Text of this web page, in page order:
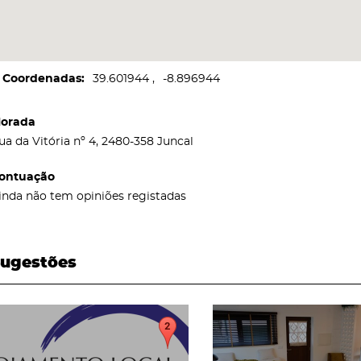
Coordenadas 39.601944 -8.896944
da Vitória nº 4, 2480-358 Juncal
não tem opiniões registadas
page